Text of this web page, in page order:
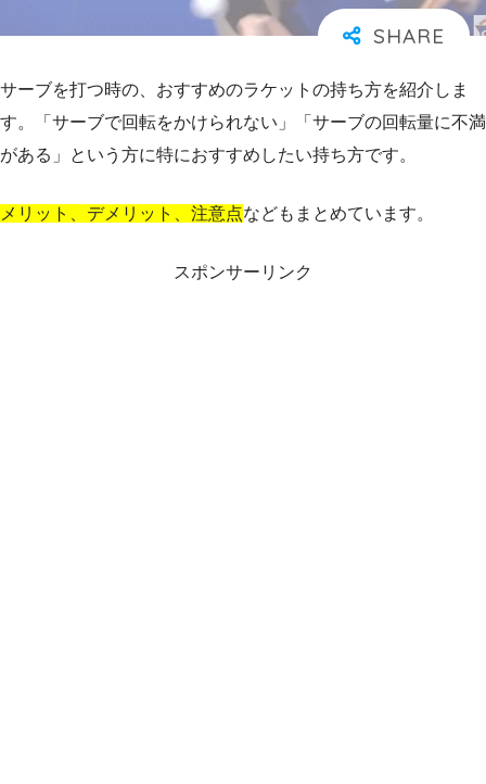
サーブを打つ時の、おすすめのラケットの持ち方を紹介しま
す。「サーブで回転をかけられない」「サーブの回転量に不満
がある」という方に特におすすめしたい持ち方です。
メリット、デメリット、注意点などもまとめています。
スポンサーリンク